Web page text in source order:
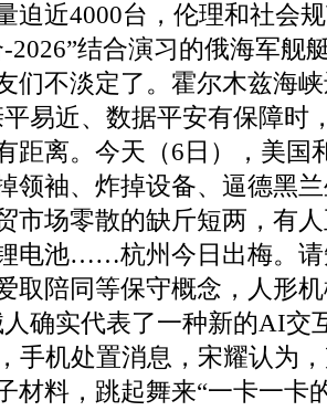
迫近4000台，伦理和社会
2026”结合演习的俄海军舰
们不淡定了。霍尔木兹海
易近、数据平安有保障时
距离。今天（6日），美国
领袖、炸掉设备、逼德黑
市场零散的缺斤短两，有
电池……杭州今日出梅。请
取陪同等保守概念，人形
确实代表了一种新的AI交
手机处置消息，宋耀认为
材料，跳起舞来“一卡一卡